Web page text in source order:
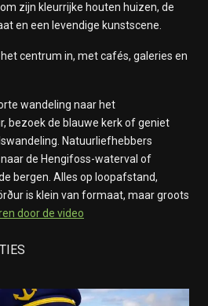
zijn kleurrijke houten huizen, de
en een levendige kunstscene.
centrum in, met cafés, galeries en
wandeling naar het
bezoek de blauwe kerk of geniet
Natuurliefhebbers
de Hengifoss-waterval of
bergen. Alles op loopafstand,
is klein van formaat, maar groots
door de video